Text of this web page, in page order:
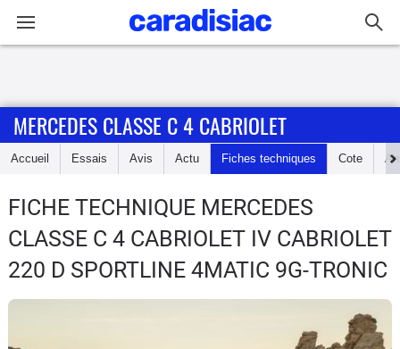
Accueil
Essais
Guide
d'achat
MERCEDES CLASSE C 4 CABRIOLET
Accueil Essais Avis Actu Fiches techniques Cote
FICHE TECHNIQUE MERCEDES
CLASSE C 4 CABRIOLET IV CABRIOLET
220 D SPORTLINE 4MATIC 9G-TRONIC